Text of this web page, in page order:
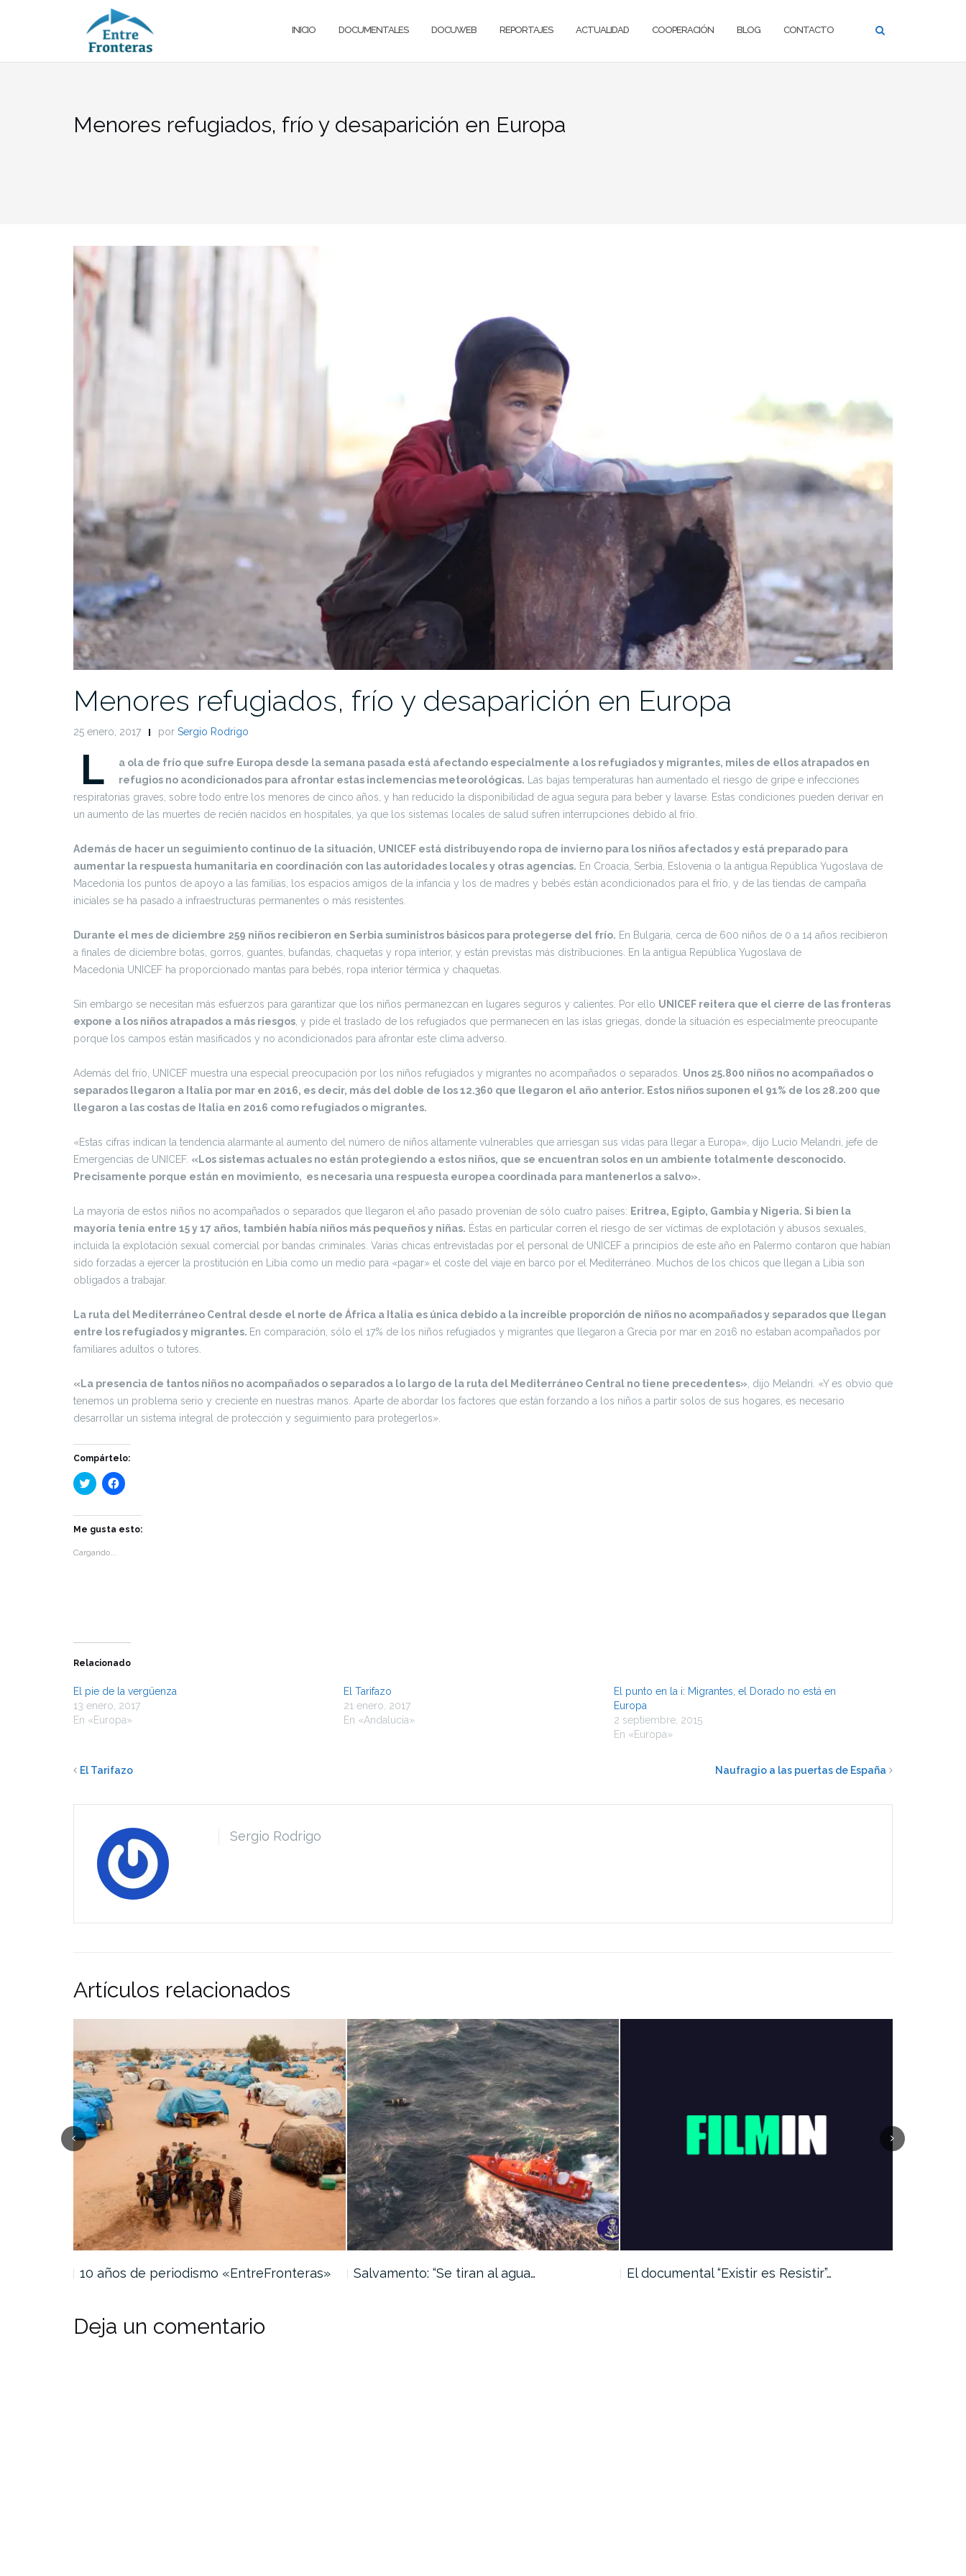
INICIO DOCUMENTALES DOCUWEB REPORTAJES ACTUALIDAD COOPERACIÓN BLOG CONTACTO
Menores refugiados, frío y desaparición en Europa
Menores refugiados, frío y desaparición en Europa
25 enero, 2017 por Sergio Rodrigo
L
a ola de frío que sufre Europa desde la semana pasada está afectando especialmente a los refugiados y migrantes, miles de ellos atrapados en
refugios no acondicionados para afrontar estas inclemencias meteorológicas. Las bajas temperaturas han aumentado el riesgo de gripe e infecciones
respiratorias graves, sobre todo entre los menores de cinco años, y han reducido la disponibilidad de agua segura para beber y lavarse. Estas condiciones pueden derivar en
un aumento de las muertes de recién nacidos en hospitales, ya que los sistemas locales de salud sufren interrupciones debido al frío.
Además de hacer un seguimiento continuo de la situación, UNICEF está distribuyendo ropa de invierno para los niños afectados y está preparado para
aumentar la respuesta humanitaria en coordinación con las autoridades locales y otras agencias. En Croacia, Serbia, Eslovenia o la antigua República Yugoslava de
Macedonia los puntos de apoyo a las familias, los espacios amigos de la infancia y los de madres y bebés están acondicionados para el frío, y de las tiendas de campaña
iniciales se ha pasado a infraestructuras permanentes o más resistentes.
Durante el mes de diciembre 259 niños recibieron en Serbia suministros básicos para protegerse del frío. En Bulgaria, cerca de 600 niños de 0 a 14 años recibieron
a finales de diciembre botas, gorros, guantes, bufandas, chaquetas y ropa interior, y están previstas más distribuciones. En la antigua República Yugoslava de
Macedonia UNICEF ha proporcionado mantas para bebés, ropa interior térmica y chaquetas.
Sin embargo se necesitan más esfuerzos para garantizar que los niños permanezcan en lugares seguros y calientes. Por ello UNICEF reitera que el cierre de las fronteras
expone a los niños atrapados a más riesgos , y pide el traslado de los refugiados que permanecen en las islas griegas, donde la situación es especialmente preocupante
porque los campos están masificados y no acondicionados para afrontar este clima adverso.
Además del frío, UNICEF muestra una especial preocupación por los niños refugiados y migrantes no acompañados o separados. Unos 25.800 niños no acompañados o
separados llegaron a Italia por mar en 2016, es decir, más del doble de los 12.360 que llegaron el año anterior. Estos niños suponen el 91% de los 28.200 que
llegaron a las costas de Italia en 2016 como refugiados o migrantes.
«Estas cifras indican la tendencia alarmante al aumento del número de niños altamente vulnerables que arriesgan sus vidas para llegar a Europa», dijo Lucio Melandri, jefe de
Emergencias de UNICEF. «Los sistemas actuales no están protegiendo a estos niños, que se encuentran solos en un ambiente totalmente desconocido.
Precisamente porque están en movimiento, es necesaria una respuesta europea coordinada para mantenerlos a salvo».
La mayoría de estos niños no acompañados o separados que llegaron el año pasado provenían de sólo cuatro países: Eritrea, Egipto, Gambia y Nigeria. Si bien la
mayoría tenía entre 15 y 17 años, también había niños más pequeños y niñas. Éstas en particular corren el riesgo de ser víctimas de explotación y abusos sexuales,
incluida la explotación sexual comercial por bandas criminales. Varias chicas entrevistadas por el personal de UNICEF a principios de este año en Palermo contaron que habían
sido forzadas a ejercer la prostitución en Libia como un medio para «pagar» el coste del viaje en barco por el Mediterráneo. Muchos de los chicos que llegan a Libia son
obligados a trabajar.
La ruta del Mediterráneo Central desde el norte de África a Italia es única debido a la increíble proporción de niños no acompañados y separados que llegan
entre los refugiados y migrantes. En comparación, sólo el 17% de los niños refugiados y migrantes que llegaron a Grecia por mar en 2016 no estaban acompañados por
familiares adultos o tutores.
«La presencia de tantos niños no acompañados o separados a lo largo de la ruta del Mediterráneo Central no tiene precedentes» , dijo Melandri. «Y es obvio que
tenemos un problema serio y creciente en nuestras manos. Aparte de abordar los factores que están forzando a los niños a partir solos de sus hogares, es necesario
desarrollar un sistema integral de protección y seguimiento para protegerlos».
Compártelo:
Haz
clic
en
Twitter
(Se
abre
en
Haz
clic
en
Facebook
Me gusta esto:
Cargando...
Relacionado
El pie de la vergüenza
13 enero, 2017
En «Europa»
El Tarifazo
21 enero, 2017
En «Andalucía»
El punto en la i: Migrantes, el Dorado no está en
Europa
2 septiembre, 2015
En «Europa»
El Tarifazo Naufragio a las puertas de España
Sergio Rodrigo
Artículos relacionados
10 años de periodismo «EntreFronteras» Salvamento: “Se tiran al agua… El documental “Existir es Resistir”…
Deja un comentario